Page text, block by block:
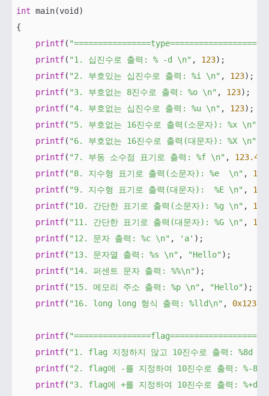
int main(void)
{
printf(
printf( "1. 십진수로 출력: % -d \n" , 123);
printf( "2. 부호있는 십진수로 출력: %i \n" , 123);
printf( "3. 부호없는 8진수로 출력: %o \n" , 123);
printf( "4. 부호없는 십진수로 출력: %u \n" , 123);
printf( "5. 부호없는 16진수로 출력(소문자): %x \n"
printf( "6. 부호없는 16진수로 출력(대문자): %X \n"
printf( "7. 부동 소수점 표기로 출력: %f \n" , 123.45
printf( "8. 지수형 표기로 출력(소문자): %e  \n" ,
printf( "9. 지수형 표기로 출력(대문자):  %E \n" ,
printf( "10. 간단한 표기로 출력(소문자): %g \n" ,
printf( "11. 간단한 표기로 출력(대문자): %G \n" ,
printf( "12. 문자 출력: %c \n" , 'a' );
printf( "13. 문자열 출력: %s \n" , "Hello" );
printf( "14. 퍼센트 문자 출력: %%\n" );
printf( "15. 메모리 주소 출력: %p \n" , "Hello" );
printf( "16. long long 형식 출력: %lld\n" ,
printf(
printf( "1. flag 지정하지 않고 10진수로 출력: %8d
printf( "2. flag에 -를 지정하여 10진수로 출력: %-8d
printf( "3. flag에 +를 지정하여 10진수로 출력: